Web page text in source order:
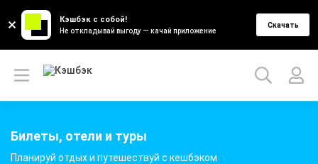
Кэшбэк с собой!
Не откладывай выгоду — качай приложение
Скачать
Билеты, отели и туры
Планируй отдых и путешествуй с кешбэком